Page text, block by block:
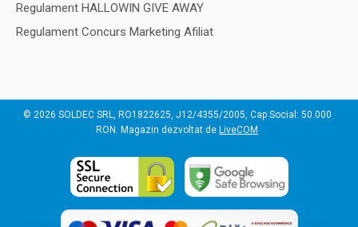
Regulament HALLOWIN GIVE AWAY
Regulament Concurs Marketing Afiliat
© 2026 SOLDEC SRL, RO1822625, J12/4355/2005, Cap Social: 50.000
RON. Magazin dezvoltat de LiveCOM